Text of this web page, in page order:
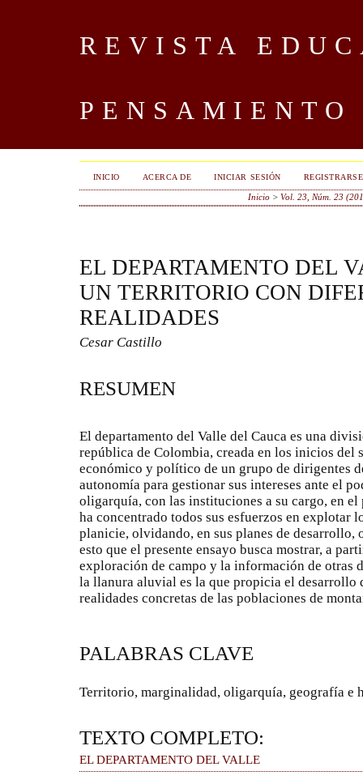
REVISTA
INICIO ACERCA DE INICIAR SESIÓN REGISTRARSE
Inicio >Vol. 23, Núm. 23
EL DEPARTAMENTO DEL
UN TERRITORIO CON
REALIDADES
Cesar Castillo
RESUMEN
El departamento del Valle del Cauca es una
república de Colombia, creada en los inicios
económico y político de un grupo de dirigentes
autonomía para gestionar sus intereses ante el
oligarquía, con las instituciones a su cargo, en
ha concentrado todos sus esfuerzos en explotar
planicie, olvidando, en sus planes de desarrollo,
esto que el presente ensayo busca mostrar, a
exploración de campo y la información de otras
la llanura aluvial es la que propicia el desarrollo
realidades concretas de las poblaciones de
PALABRAS CLAVE
Territorio, marginalidad, oligarquía, geografía e
TEXTO COMPLETO:
EL DEPARTAMENTO DEL VALLE